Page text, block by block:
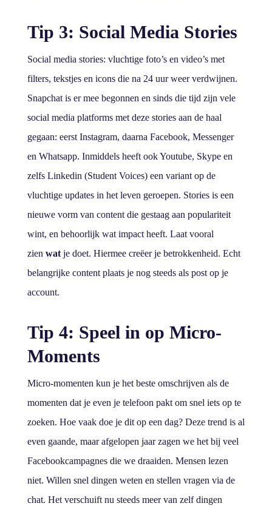
Tip 3: Social Media Stories
Social media stories: vluchtige foto’s en video’s met
filters, tekstjes en icons die na 24 uur weer verdwijnen.
Snapchat is er mee begonnen en sinds die tijd zijn vele
social media platforms met deze stories aan de haal
gegaan: eerst Instagram, daarna Facebook, Messenger
en Whatsapp. Inmiddels heeft ook Youtube, Skype en
zelfs Linkedin (Student Voices) een variant op de
vluchtige updates in het leven geroepen. Stories is een
nieuwe vorm van content die gestaag aan populariteit
wint, en behoorlijk wat impact heeft. Laat vooral
zien watje doet. Hiermee creëer je betrokkenheid. Echt
belangrijke content plaats je nog steeds als post op je
account.
Tip 4: Speel in op Micro-
Moments
Micro-momenten kun je het beste omschrijven als de
momenten dat je even je telefoon pakt om snel iets op te
zoeken. Hoe vaak doe je dit op een dag? Deze trend is al
even gaande, maar afgelopen jaar zagen we het bij veel
Facebookcampagnes die we draaiden. Mensen lezen
niet. Willen snel dingen weten en stellen vragen via de
chat. Het verschuift nu steeds meer van zelf dingen